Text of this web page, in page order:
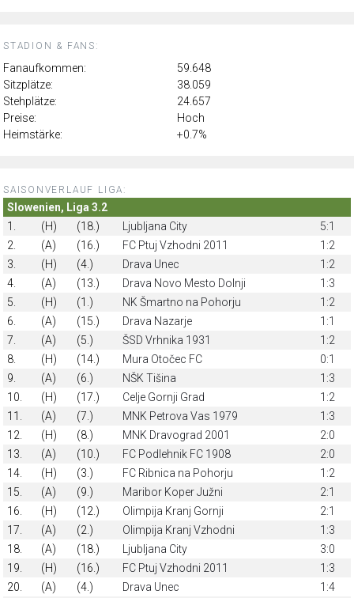
STADION & FANS:
Fanaufkommen:
59.648
Sitzplätze:
38.059
Stehplätze:
24.657
Preise:
Hoch
Heimstärke:
+0.7%
SAISONVERLAUF LIGA:
Slowenien, Liga 3.2
1.
(H) (18.) Ljubljana City
5:1
2.
(A) (16.) FC Ptuj Vzhodni 2011
1:2
3.
(H) (4.) Drava Unec
1:2
4.
(A) (13.) Drava Novo Mesto Dolnji
1:3
5.
(H) (1.) NK Šmartno na Pohorju
1:2
6.
(A) (15.) Drava Nazarje
1:1
7.
(A) (5.) ŠSD Vrhnika 1931
1:2
8.
(H) (14.) Mura Otočec FC
0:1
9.
(A) (6.) NŠK Tišina
1:3
10.
(H) (17.) Celje Gornji Grad
1:2
11.
(A) (7.) MNK Petrova Vas 1979
1:3
12.
(H) (8.) MNK Dravograd 2001
2:0
13.
(A) (10.) FC Podlehnik FC 1908
2:0
14.
(H) (3.) FC Ribnica na Pohorju
1:2
15.
(A) (9.) Maribor Koper Južni
2:1
16.
(H) (12.) Olimpija Kranj Gornji
2:1
17.
(A) (2.) Olimpija Kranj Vzhodni
1:3
18.
(A) (18.) Ljubljana City
3:0
19.
(H) (16.) FC Ptuj Vzhodni 2011
1:3
20.
(A) (4.) Drava Unec
1:4